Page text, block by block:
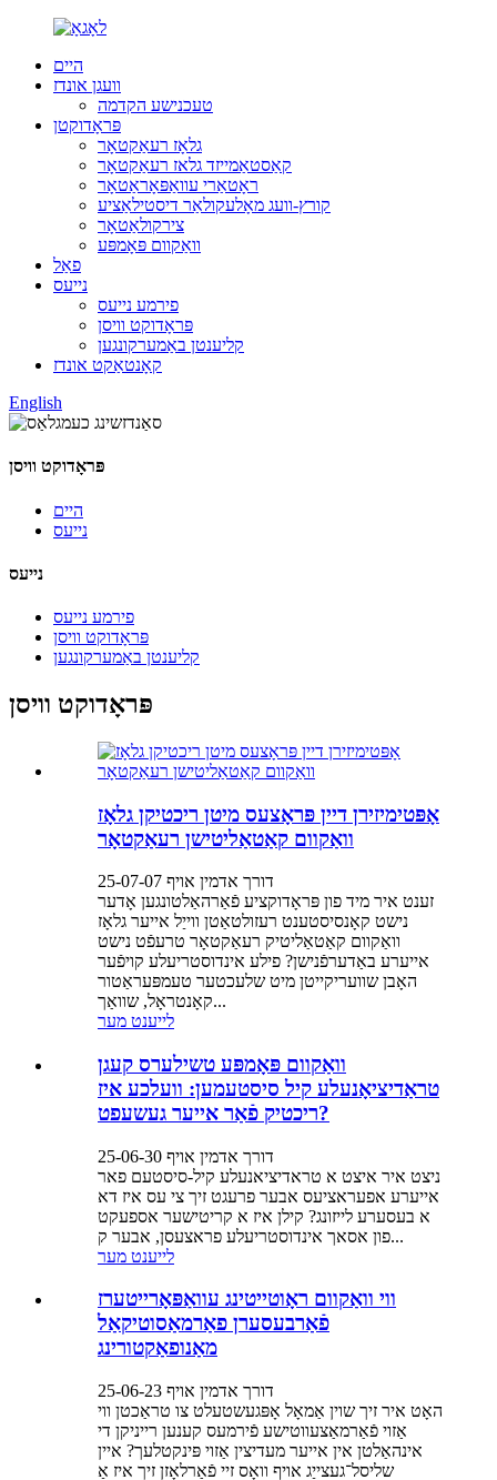
היים
וועגן אונדז
טעכנישע הקדמה
פּראָדוקטן
גלאָז רעאַקטאָר
קאַסטאַמייזד גלאז רעאַקטאָר
ראָטאַרי עוואַפּאָראַטאָר
קורץ-וועג מאָלעקולאַר דיסטילאַציע
צירקולאַטאָר
וואַקוום פּאָמפּע
פאַל
נייעס
פירמע נייעס
פּראָדוקט וויסן
קליענטן באַמערקונגען
קאָנטאַקט אונדז
English
פּראָדוקט וויסן
היים
נייעס
נייעס
פירמע נייעס
פּראָדוקט וויסן
קליענטן באַמערקונגען
פּראָדוקט וויסן
אָפּטימיזירן דיין פּראָצעס מיטן ריכטיקן גלאָז
וואַקוום קאַטאַליטישן רעאַקטאָר
דורך אדמין אויף 25-07-07
זענט איר מיד פון פּראָדוקציע פֿאַרהאַלטונגען אָדער
נישט קאָנסיסטענט רעזולטאַטן ווייַל אייער גלאָז
וואַקוום קאַטאַליטיק רעאַקטאָר טרעפֿט נישט
אייערע באַדערפֿנישן? פילע אינדוסטריעלע קויפֿער
האָבן שוועריקייטן מיט שלעכטער טעמפּעראַטור
קאָנטראָל, שוואַך...
לייענט מער
וואַקוום פּאָמפּע טשילערס קעגן
טראַדיציאָנעלע קיל סיסטעמען: וועלכע איז
ריכטיק פֿאַר אייער געשעפט?
דורך אדמין אויף 25-06-30
ניצט איר איצט א טראדיציאנעלע קיל-סיסטעם פאר
אייערע אפעראציעס אבער פרעגט זיך צי עס איז דא
א בעסערע לייזונג? קילן איז א קריטישער אספעקט
פון אסאך אינדוסטריעלע פראצעסן, אבער ק...
לייענט מער
ווי וואַקוום ראָוטייטינג עוואַפּאָרייטערז
פֿאַרבעסערן פאַרמאַסוטיקאַל
מאַנופאַקטורינג
דורך אדמין אויף 25-06-23
האָט איר זיך שוין אַמאָל אָפּגעשטעלט צו טראַכטן ווי
אַזוי פֿאַרמאַצעווטישע פֿירמעס קענען רייניקן די
אינהאַלטן אין אייער מעדיצין אַזוי פּינקטלעך? איין
שליסל־געצייַג אויף וואָס זיי פֿאַרלאָזן זיך איז אַ